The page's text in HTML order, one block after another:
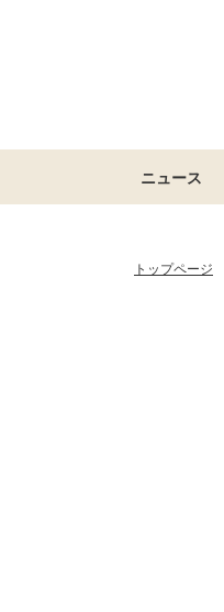
ニュース
トップページ